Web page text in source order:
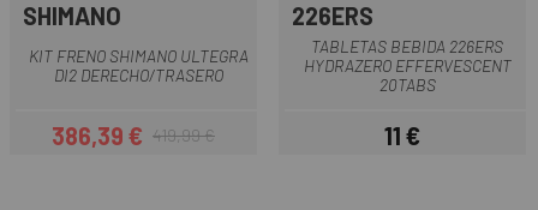
SHIMANO
KIT FRENO SHIMANO ULTEGRA
DI2 DERECHO/TRASERO
Precio
386,39 €Precio regular
419,99 €
226ERS
TABLETAS BEBIDA 226ERS
HYDRAZERO EFFERVESCENT
20TABS
Precio
11 €